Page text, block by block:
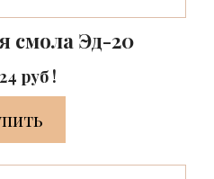
смола Эд-20
руб !